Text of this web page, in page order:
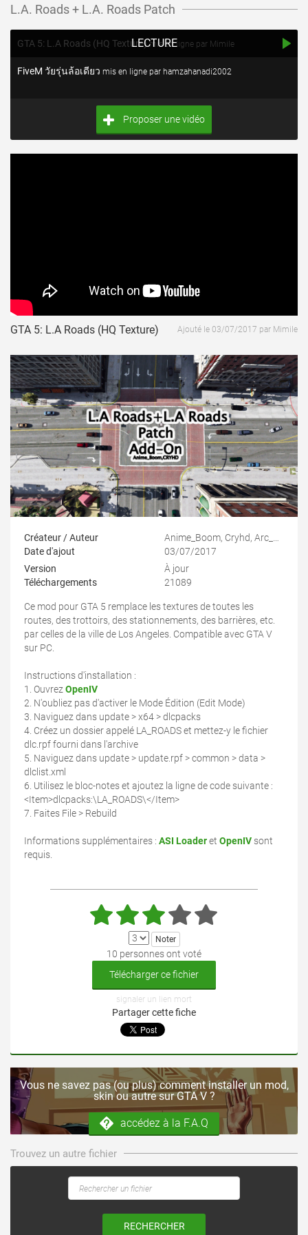
L.A. Roads + L.A. Roads Patch
GTA 5: L.A Roads (HQ Texture)mis en ligne par Mimile
LECTURE
FiveM วัยรุ่นล้อเดียว mis en ligne par hamzahanadi2002
Proposer une vidéo
GTA 5: L.A Roads (HQ Texture) Ajouté le 03/07/2017 par Mimile
Créateur / Auteur
Anime_Boom, Cryhd, Arc_Angel, EpriTeX & Reyser
Date d'ajout
03/07/2017
Version
À jour
Téléchargements
21089
Ce mod pour GTA 5 remplace les textures de toutes les
routes, des trottoirs, des stationnements, des barrières, etc.
par celles de la ville de Los Angeles. Compatible avec GTA V
sur PC.
Instructions d'installation :
1. OuvrezOpenIV
2. N'oubliez pas d'activer le Mode Édition (Edit Mode)
3. Naviguez dans update > x64 > dlcpacks
4. Créez un dossier appelé LA_ROADS et mettez-y le fichier
dlc.rpf fourni dans l'archive
5. Naviguez dans update > update.rpf > common > data >
dlclist.xml
6. Utilisez le bloc-notes et ajoutez la ligne de code suivante :
<Item>dlcpacks:\LA_ROADS\</Item>
7. Faites File > Rebuild
Informations supplémentaires : ASI Loaderet OpenIV sont
requis.
10 personnes ont voté
Télécharger ce fichier
signaler un lien mort
Partager cette fiche
Vous ne savez pas (ou plus) comment installer un mod,
skin ou autre sur GTA V ?
accédez à la F.A.Q
Trouvez un autre fichier
RECHERCHER